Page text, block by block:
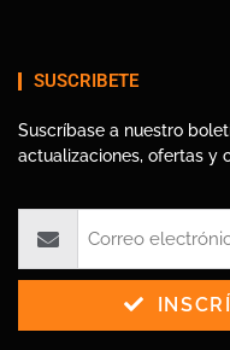
SUSCRIBETE
Suscríbase a nuestro
actualizaciones, ofertas y